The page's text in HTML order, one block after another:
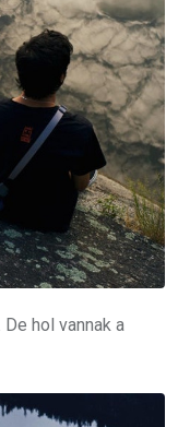
hol vannak a